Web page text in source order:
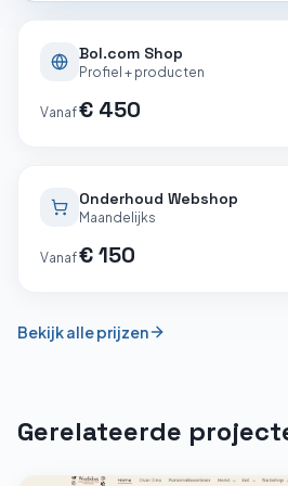
Bol.com Shop
Profiel + producten
Vanaf€ 450
Onderhoud Webshop
Maandelijks
Vanaf€ 150
Bekijk alle prijzen
Gerelateerde